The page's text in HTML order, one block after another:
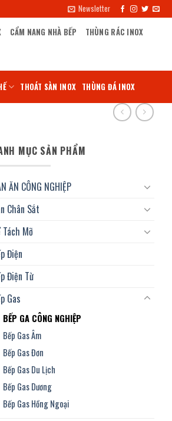
Newsletter
CẨM NANG NHÀ BẾP THÙNG RÁC INOX
THOÁT SÀN INOX THÙNG ĐÁ INOX
MỤC SẢN PHẨM
ĂN CÔNG NGHIỆP
Chân Sắt
Tách Mỡ
Điện
Điện Từ
Gas
BẾP GA CÔNG NGHIỆP
Bếp Gas Âm
Bếp Gas Đơn
Bếp Gas Du Lịch
Bếp Gas Dương
Bếp Gas Hồng Ngoại